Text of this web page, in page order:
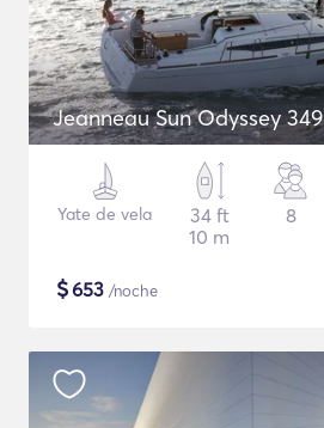
Jeanneau Sun Odyssey 349
Yate de vela
34 ft
10 m
8
$653 /noche